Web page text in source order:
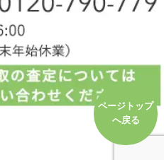
ページトップ
へ戻る